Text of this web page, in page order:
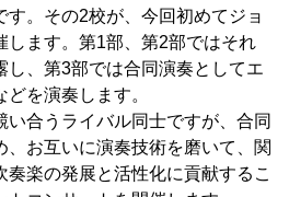
。その2校が、今回初めてジョ
します。第1部、第2部ではそれ
し、第3部では合同演奏としてエ
を演奏します。
合うライバル同士ですが、合同
、お互いに演奏技術を磨いて、関
楽の発展と活性化に貢献するこ